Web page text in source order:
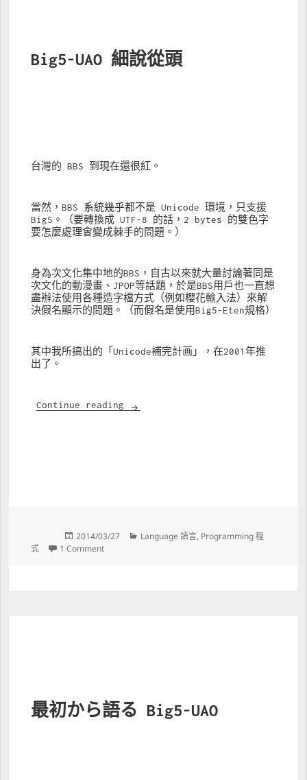
Big5-UAO 細說從頭
台灣的 BBS 到現在還很紅。
當然，BBS 系統幾乎都不是 Unicode 環境，只支援
Big5。（要轉換成 UTF-8 的話，2 bytes 的雙色字
要怎麼處理會變成棘手的問題。）
身為次文化集中地的BBS，自古以來就大量討論著同是
次文化的動漫畫、JPOP等話題，於是BBS用戶也一直想
盡辦法使用各種造字檔方式（例如櫻花輸入法）來解
決假名顯示的問題。（而假名是使用Big5-Eten規格）
其中我所搞出的「Unicode補完計画」，在2001年推
出了。
Continue reading Big5-UAO 細說從頭
Posted
on
2014/03/27 Categories
Language 語言, Programming 程
式
1 Commenton Big5-UAO 細說從頭
最初から語る Big5-UAO